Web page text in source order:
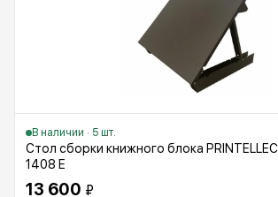
В наличии · 5 шт.
Стол сборки книжного блока
1408 Е
13 600 ₽